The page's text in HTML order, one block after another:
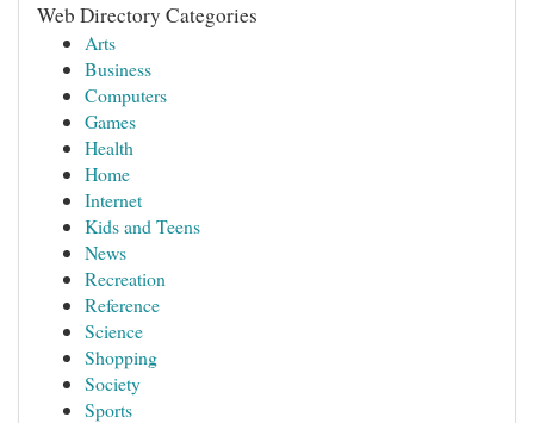
Web Directory Categories
Arts
Business
Computers
Games
Health
Home
Internet
Kids and Teens
News
Recreation
Reference
Science
Shopping
Society
Sports